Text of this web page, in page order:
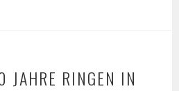
JAHRE RINGEN IN